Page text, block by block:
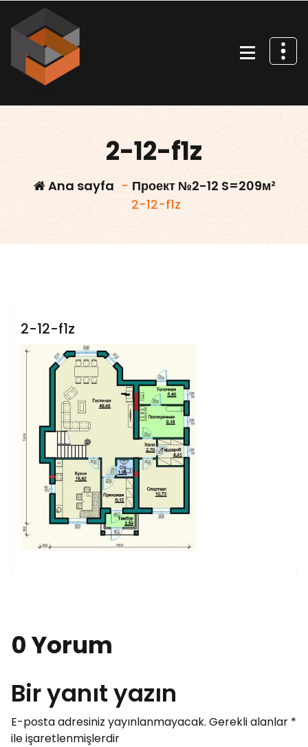
geç
2-12-f1z
Ana sayfa - Проект №2-12 S=209м²
2-12-f1z
2-12-f1z
0 Yorum
Bir yanıt yazın
E-posta adresiniz yayınlanmayacak. Gerekli alanlar *
ile işaretlenmişlerdir